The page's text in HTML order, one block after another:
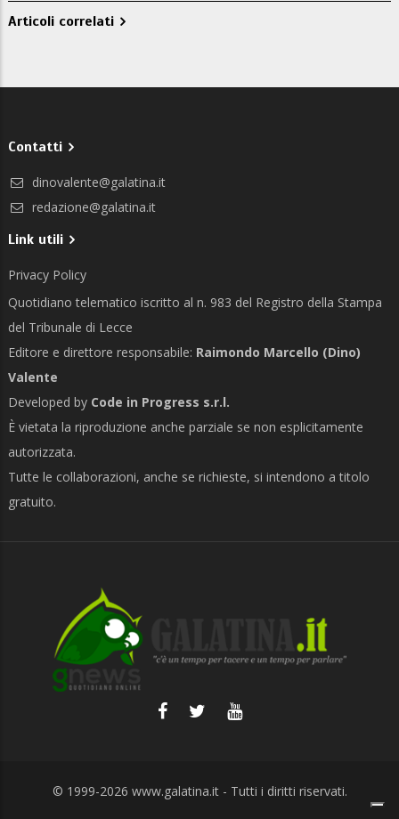
Articoli correlati
Contatti
dinovalente@galatina.it
redazione@galatina.it
Link utili
Privacy Policy
Quotidiano telematico iscritto al n. 983 del Registro della Stampa
del Tribunale di Lecce
Editore e direttore responsabile: Raimondo Marcello (Dino)
Valente
Developed by Code in Progress s.r.l.
È vietata la riproduzione anche parziale se non esplicitamente
autorizzata.
Tutte le collaborazioni, anche se richieste, si intendono a titolo
gratuito.
© 1999-2026 www.galatina.it- Tutti i diritti riservati.